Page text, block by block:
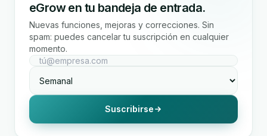
eGrow en tu bandeja de entrada.
Nuevas funciones, mejoras y correcciones. Sin
spam: puedes cancelar tu suscripción en cualquier
momento.
Suscribirse